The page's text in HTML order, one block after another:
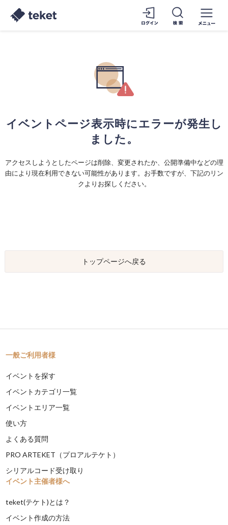
イベントページ表示時にエラーが発生し
ました。
アクセスしようとしたページは削除、変更されたか、公開準備中などの理
由により現在利用できない可能性があります。お手数ですが、下記のリン
クよりお探しください。
トップページへ戻る
一般ご利用者様
イベントを探す
イベントカテゴリ一覧
イベントエリア一覧
使い方
よくある質問
PRO ARTEKET（プロアルテケト）
シリアルコード受け取り
イベント主催者様へ
teket(テケト)とは？
イベント作成の方法